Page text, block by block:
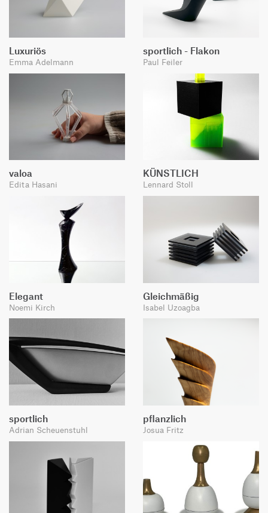
Luxuriös
Emma Adelmann
sportlich - Flakon
Paul Feiler
valoa
Edita Hasani
KÜNSTLICH
Lennard Stoll
Elegant
Noemi Kirch
Gleichmäßig
Isabel Uzoagba
sportlich
Adrian Scheuenstuhl
pflanzlich
Josua Fritz